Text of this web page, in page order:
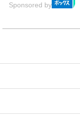
Sponsored by